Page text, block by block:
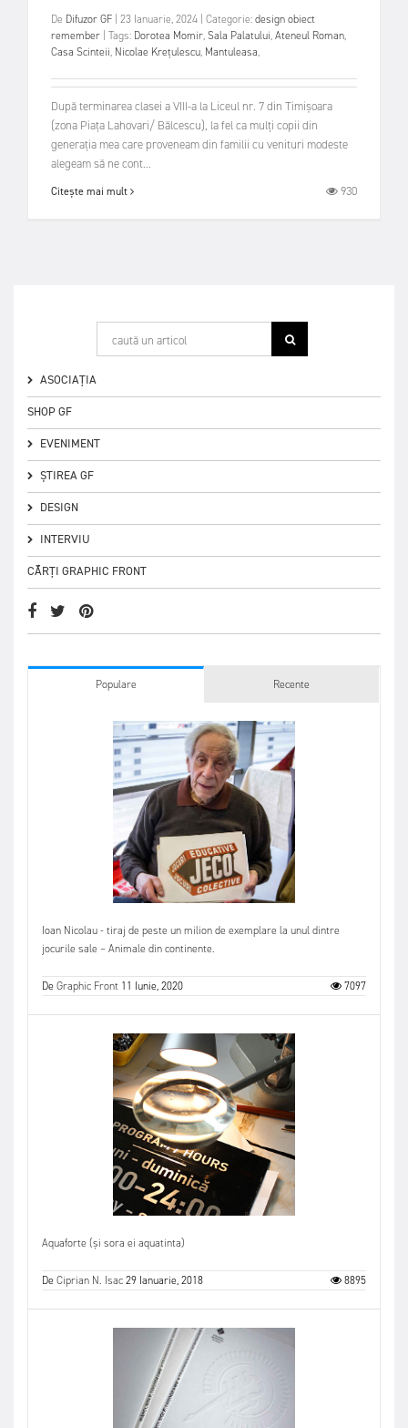
De Difuzor GF 23 Ianuarie, 2024 Categorie:design obiect
remember Tags: Dorotea Momir,Sala Palatului,Ateneul Roman,
Casa Scinteii, Nicolae Krețulescu, Mantuleasa,
După terminarea clasei a VIII-a la Liceul nr. 7 din Timișoara
(zona Piața Lahovari/ Bălcescu), la fel ca mulți copii din
generația mea care proveneam din familii cu venituri modeste
alegeam să ne cont...
Citește mai mult 930
ASOCIAȚIA
SHOP GF
EVENIMENT
ȘTIREA GF
DESIGN
INTERVIU
CĂRȚI GRAPHIC FRONT
Populare Recente
Ioan Nicolau - tiraj de peste un milion de exemplare la unul dintre
jocurile sale – Animale din continente.
DeGraphic Front 11 Iunie, 2020 7097
Aquaforte (și sora ei aquatinta)
DeCiprian N. Isac29 Ianuarie, 2018 8895